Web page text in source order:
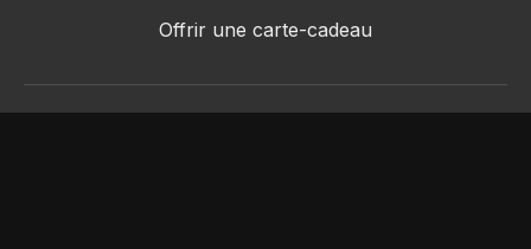
Offrir une carte-cadeau